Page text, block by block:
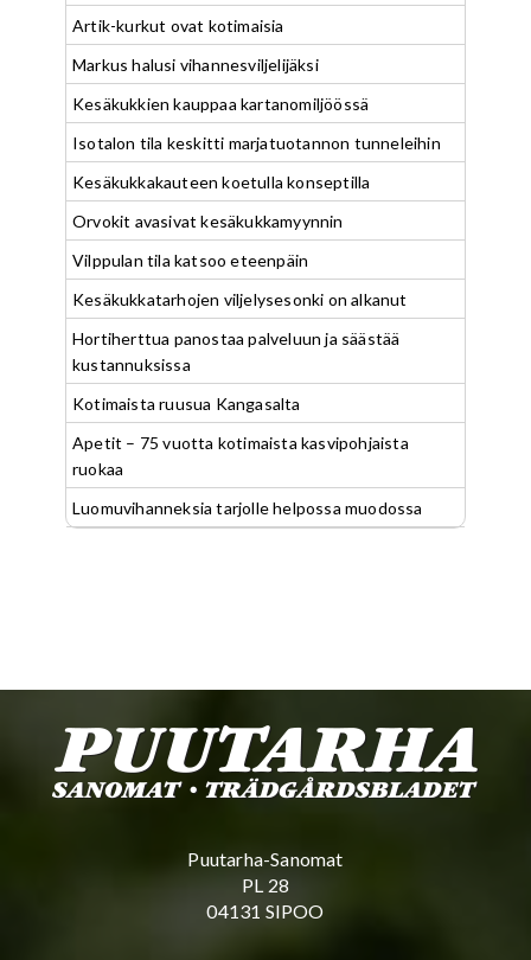
Artik-kurkut ovat kotimaisia
Markus halusi vihannesviljelijäksi
Kesäkukkien kauppaa kartanomiljöössä
Isotalon tila keskitti marjatuotannon tunneleihin
Kesäkukkakauteen koetulla konseptilla
Orvokit avasivat kesäkukkamyynnin
Vilppulan tila katsoo eteenpäin
Kesäkukkatarhojen viljelysesonki on alkanut
Hortiherttua panostaa palveluun ja säästää
kustannuksissa
Kotimaista ruusua Kangasalta
Apetit – 75 vuotta kotimaista kasvipohjaista
ruokaa
Luomuvihanneksia tarjolle helpossa muodossa
Puutarha-Sanomat
PL 28
04131 SIPOO